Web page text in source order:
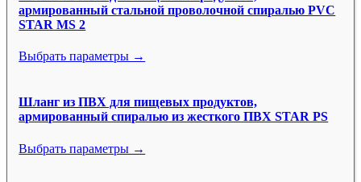
армированный стальной проволочной спиралью PVC
STAR MS 2
Выбрать параметры →
Шланг из ПВХ для пищевых продуктов,
армированный спиралью из жесткого ПВХ STAR PS
Выбрать параметры →